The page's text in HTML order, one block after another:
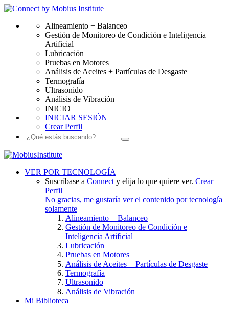
Alineamiento + Balanceo
Gestión de Monitoreo de Condición e Inteligencia
Artificial
Lubricación
Pruebas en Motores
Análisis de Aceites + Partículas de Desgaste
Termografía
Ultrasonido
Análisis de Vibración
INICIO
INICIAR SESIÓN
Crear Perfil
VER POR TECNOLOGÍA
Suscríbase a Connect y elija lo que quiere ver. Crear
Perfil
No gracias, me gustaría ver el contenido por tecnología
solamente
Alineamiento + Balanceo
Gestión de Monitoreo de Condición e
Inteligencia Artificial
Lubricación
Pruebas en Motores
Análisis de Aceites + Partículas de Desgaste
Termografía
Ultrasonido
Análisis de Vibración
Mi Biblioteca